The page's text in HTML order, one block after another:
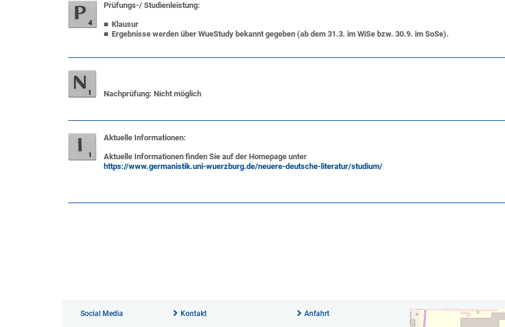
Prüfungs-/ Studienleistung:
Klausur
Ergebnisse werden über WueStudy bekannt gegeben (ab dem 31.3. im WiSe bzw. 30.9. im SoSe).
Nachprüfung: Nicht möglich
Aktuelle Informationen:
Aktuelle Informationen finden Sie auf der Homepage unter
https://www.germanistik.uni-wuerzburg.de/neuere-deutsche-literatur/studium/
Social Media Kontakt Anfahrt